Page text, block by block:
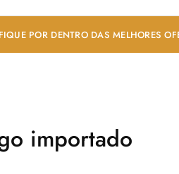
POR DENTRO DAS MELHORES
importado